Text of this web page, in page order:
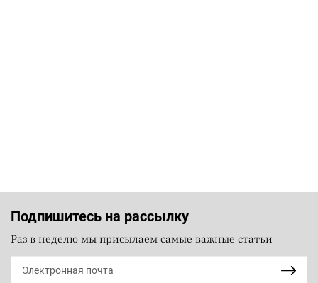
Подпишитесь на рассылку
Раз в неделю мы присылаем самые важные статьи